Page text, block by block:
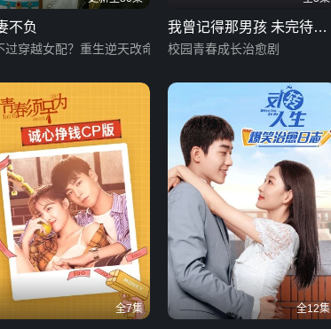
不负
过穿越女配？重生逆天改命
我曾记得那男孩 未完待续
版
校园青春成长治愈剧
全7集 全12集